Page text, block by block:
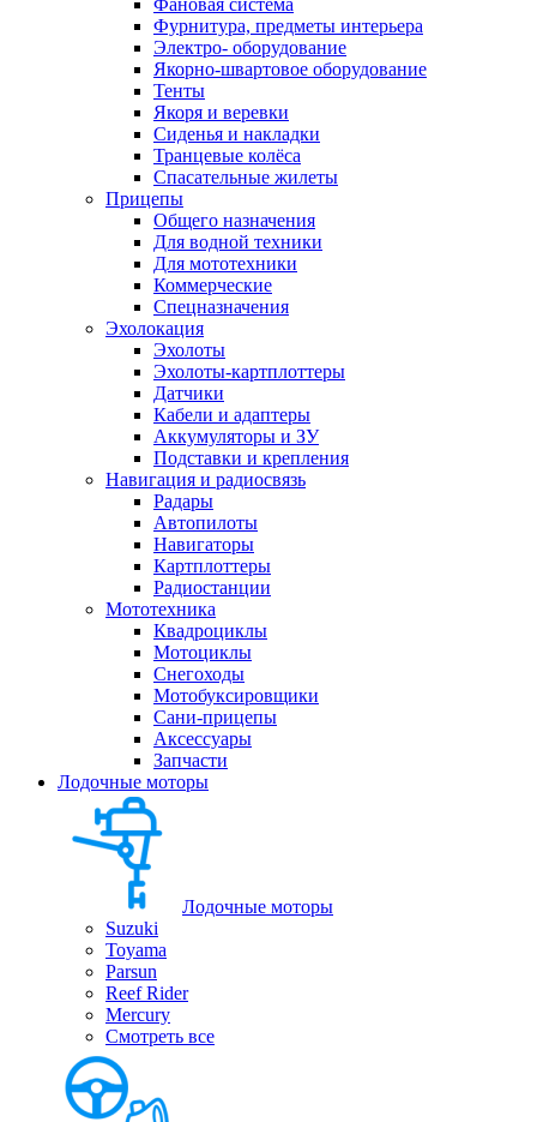
Фановая система
Фурнитура, предметы интерьера
Электро- оборудование
Якорно-швартовое оборудование
Тенты
Якоря и веревки
Сиденья и накладки
Транцевые колёса
Спасательные жилеты
Прицепы
Общего назначения
Для водной техники
Для мототехники
Коммерческие
Спецназначения
Эхолокация
Эхолоты
Эхолоты-картплоттеры
Датчики
Кабели и адаптеры
Аккумуляторы и ЗУ
Подставки и крепления
Навигация и радиосвязь
Радары
Автопилоты
Навигаторы
Картплоттеры
Радиостанции
Мототехника
Квадроциклы
Мотоциклы
Снегоходы
Мотобуксировщики
Сани-прицепы
Аксессуары
Запчасти
Лодочные моторы
Лодочные моторы
Suzuki
Toyama
Parsun
Reef Rider
Mercury
Смотреть все